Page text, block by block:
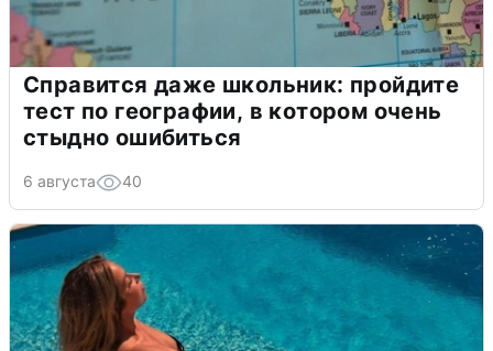
Справится даже школьник: пройдите
тест по географии, в котором очень
стыдно ошибиться
6 августа 40